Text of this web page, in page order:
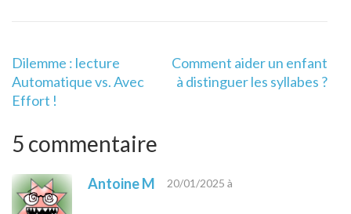
Navigation
de
l’article
Dilemme : lecture
Automatique vs. Avec
Effort !
Comment aider un enfant
à distinguer les syllabes ?
5 commentaire
Antoine M 20/01/2025 à